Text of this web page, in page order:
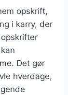
opskrift,
i karry, der
Det gør
hverdage,